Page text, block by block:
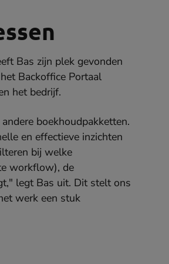
Bas zijn plek gevonden
Backoffice Portaal
het bedrijf.
boekhoudpakketten.
en effectieve inzichten
bij welke
workflow), de
legt Bas uit. Dit stelt ons
werk een stuk